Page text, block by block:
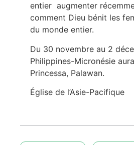
entier augmenter
comment Dieu bénit les
du monde entier.
Du 30 novembre au 2
Philippines-Micronésie
Princessa, Palawan.
Église de l’Asie-Pacifique